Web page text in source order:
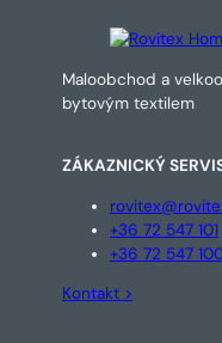
Maloobchod a
bytovým textilem
ZÁKAZNICKÝ
+36 72 547 101
+36 72 547
Kontakt >